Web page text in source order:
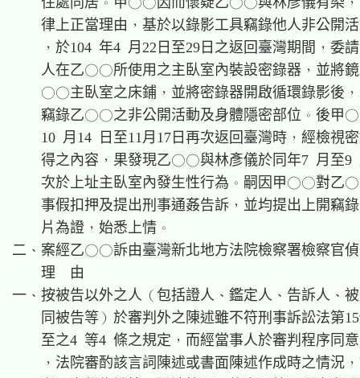
住處同居。甲○○因而懷疑乙○○與林彥儀有染，
律上正當理由，基於以錄影工具竊錄他人非公開
，於104 年4 月22日至29日之返回臺灣期間，委
人在乙○○所使用之主臥室內裝設密錄器，並將
○○主臥室之床鋪，並將密錄器開啟循環錄影後
竊錄乙○○之非公開活動及身體隱密部位。後甲
10 月14 日至11月17日再次返回臺灣時，經檢視
得之內容，果發現乙○○與林彥儀於同年7 月至9
次於上址主臥室內發生性行為。嗣因甲○○對乙
事假扣押及提出刑事通姦告訴，並均提出上開竊
    片為證，始悉上情。
二、案經乙○○訴由臺灣新北地方法院檢察署檢察官
    理  由
一、按被告以外之人（包括證人、鑑定人、告訴人、
同被告等）於審判外之陳述雖不符刑事訴訟法第
至之4 等4 條之規定，而經當事人於審判程序同
，法院審酌該言詞陳述或書面陳述作成時之情況